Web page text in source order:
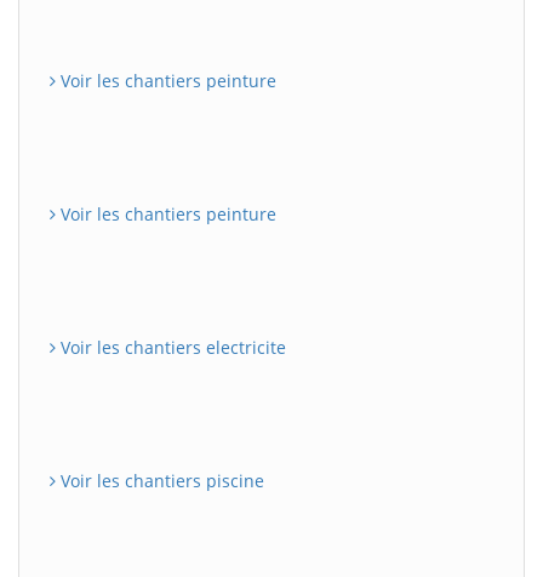
Voir les chantiers peinture
Voir les chantiers peinture
Voir les chantiers electricite
Voir les chantiers piscine